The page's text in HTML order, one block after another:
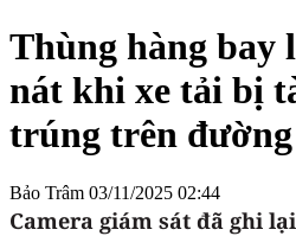
Thùng hàng bay
nát khi xe tải bị
trúng trên
Bảo Trâm 03/11/2025 02:44
Camera giám sát đã ghi